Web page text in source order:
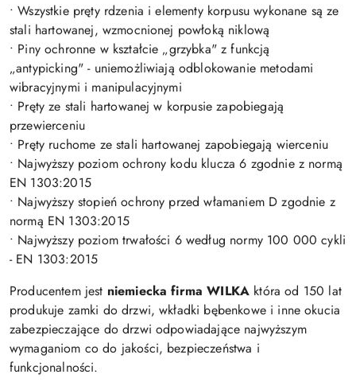
• Wszystkie pręty rdzenia i elementy korpusu wykonane są ze
stali hartowanej, wzmocnionej powłoką niklową
• Piny ochronne w kształcie „grzybka" z funkcją
„antypicking" - uniemożliwiają odblokowanie metodami
wibracyjnymi i manipulacyjnymi
• Pręty ze stali hartowanej w korpusie zapobiegają
przewierceniu
• Pręty ruchome ze stali hartowanej zapobiegają wierceniu
• Najwyższy poziom ochrony kodu klucza 6 zgodnie z normą
EN 1303:2015
• Najwyższy stopień ochrony przed włamaniem D zgodnie z
normą EN 1303:2015
• Najwyższy poziom trwałości 6 według normy 100 000 cykli
- EN 1303:2015
Producentem jest niemiecka firma WILKA która od 150 lat
produkuje zamki do drzwi, wkładki bębenkowe i inne okucia
zabezpieczające do drzwi odpowiadające najwyższym
wymaganiom co do jakości, bezpieczeństwa i
funkcjonalności.